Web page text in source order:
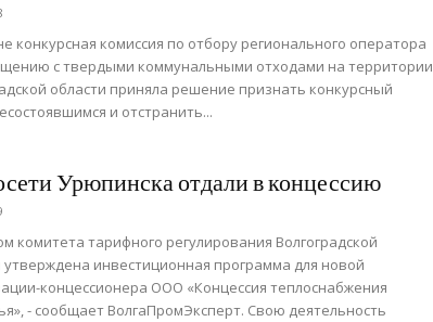
конкурсная комиссия по отбору регионального оператора
с твердыми коммунальными отходами на территории
области приняла решение признать конкурсный
и отстранить...
Урюпинска отдали в концессию
комитета тарифного регулирования Волгоградской
утверждена инвестиционная программа для новой
концессионера ООО «Концессия теплоснабжения
- сообщает ВолгаПромЭксперт. Свою деятельность